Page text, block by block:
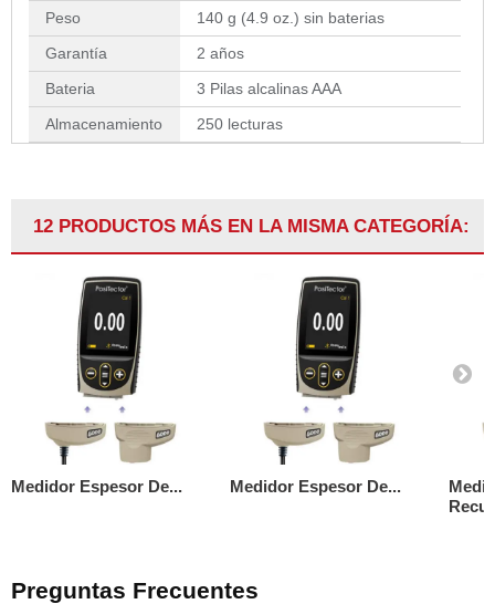
Peso
140 g (4.9 oz.) sin baterias
Garantía
2 años
Bateria
3 Pilas alcalinas AAA
Almacenamiento
250 lecturas
12 PRODUCTOS MÁS EN LA MISMA CATEGORÍA:
Medidor Espesor De... Medidor Espesor De...
Preguntas Frecuentes